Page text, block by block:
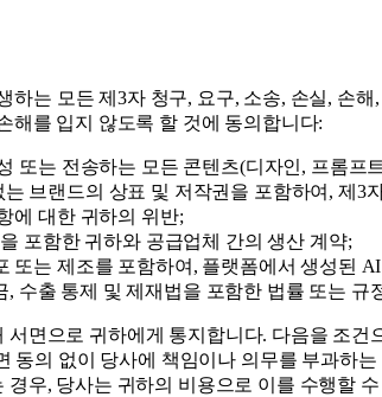
는 모든 제3자 청구, 요구, 소송, 손실, 손
해를 입지 않도록 할 것에 동의합니다:
또는 전송하는 모든 콘텐츠(디자인, 프롬프
브랜드의 상표 및 저작권을 포함하여, 제
에 대한 귀하의 위반;
포함한 귀하와 공급업체 간의 생산 계약;
또는 제조를 포함하여, 플랫폼에서 생성된
수출 통제 및 제재법을 포함한 법률 또는 규
면으로 귀하에게 통지합니다. 다음을 조
동의 없이 당사에 책임이나 의무를 부과하
우, 당사는 귀하의 비용으로 이를 수행할